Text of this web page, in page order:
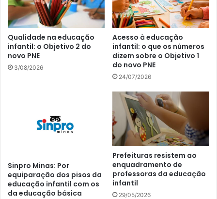
Qualidade na educação
infantil: o Objetivo 2 do
novo PNE
3/08/2026
Acesso à educação
infantil: o que os números
dizem sobre o Objetivo 1
do novo PNE
24/07/2026
Sinpro Minas: Por
equiparação dos pisos da
educação infantil com os
da educação básica
Prefeituras resistem ao
enquadramento de
professoras da educação
infantil
29/05/2026